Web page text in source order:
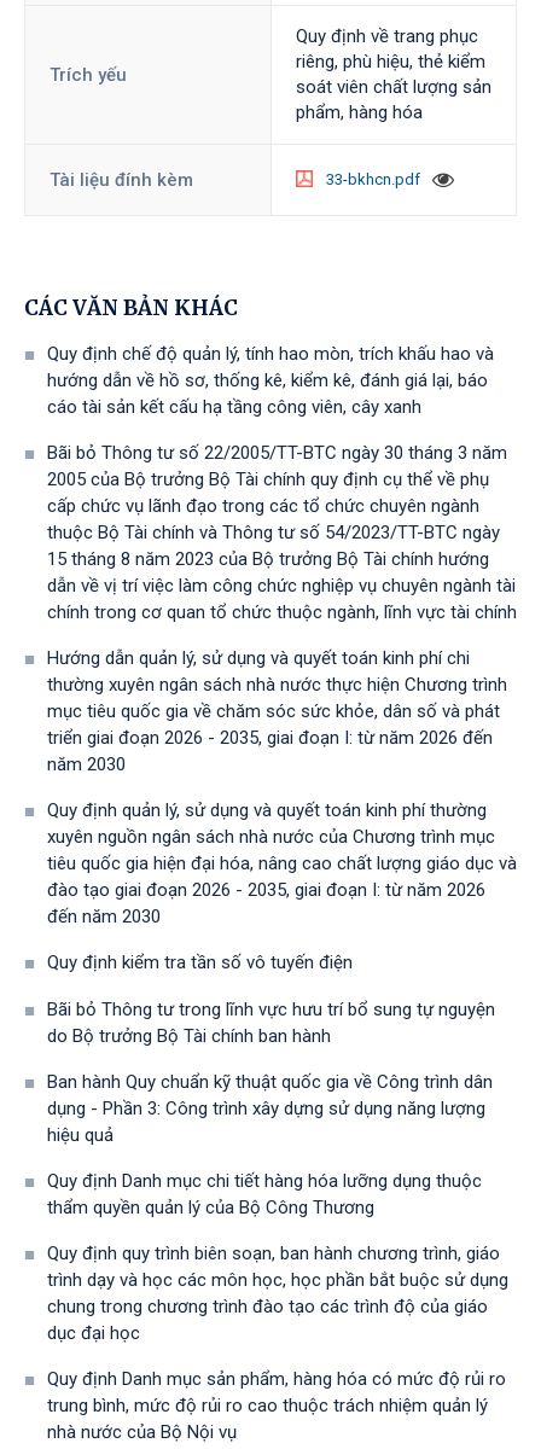
Trích yếu
Quy định về trang phục
riêng, phù hiệu, thẻ kiểm
soát viên chất lượng sản
phẩm, hàng hóa
Tài liệu đính kèm 33-bkhcn.pdf
CÁC VĂN BẢN KHÁC
Quy định chế độ quản lý, tính hao mòn, trích khấu hao và
hướng dẫn về hồ sơ, thống kê, kiểm kê, đánh giá lại, báo
cáo tài sản kết cấu hạ tầng công viên, cây xanh
Bãi bỏ Thông tư số 22/2005/TT-BTC ngày 30 tháng 3 năm
2005 của Bộ trưởng Bộ Tài chính quy định cụ thể về phụ
cấp chức vụ lãnh đạo trong các tổ chức chuyên ngành
thuộc Bộ Tài chính và Thông tư số 54/2023/TT-BTС ngày
15 tháng 8 năm 2023 của Bộ trưởng Bộ Tài chính hướng
dẫn về vị trí việc làm công chức nghiệp vụ chuyên ngành tài
chính trong cơ quan tổ chức thuộc ngành, lĩnh vực tài chính
Hướng dẫn quản lý, sử dụng và quyết toán kinh phí chi
thường xuyên ngân sách nhà nước thực hiện Chương trình
mục tiêu quốc gia về chăm sóc sức khỏe, dân số và phát
triển giai đoạn 2026 - 2035, giai đoạn I: từ năm 2026 đến
năm 2030
Quy định quản lý, sử dụng và quyết toán kinh phí thường
xuyên nguồn ngân sách nhà nước của Chương trình mục
tiêu quốc gia hiện đại hóa, nâng cao chất lượng giáo dục và
đào tạo giai đoạn 2026 - 2035, giai đoạn I: từ năm 2026
đến năm 2030
Quy định kiểm tra tần số vô tuyến điện
Bãi bỏ Thông tư trong lĩnh vực hưu trí bổ sung tự nguyện
do Bộ trưởng Bộ Tài chính ban hành
Ban hành Quy chuẩn kỹ thuật quốc gia về Công trình dân
dụng - Phần 3: Công trình xây dựng sử dụng năng lượng
hiệu quả
Quy định Danh mục chi tiết hàng hóa lưỡng dụng thuộc
thẩm quyền quản lý của Bộ Công Thương
Quy định quy trình biên soạn, ban hành chương trình, giáo
trình dạy và học các môn học, học phần bắt buộc sử dụng
chung trong chương trình đào tạo các trình độ của giáo
dục đại học
Quy định Danh mục sản phẩm, hàng hóa có mức độ rủi ro
trung bình, mức độ rủi ro cao thuộc trách nhiệm quản lý
nhà nước của Bộ Nội vụ